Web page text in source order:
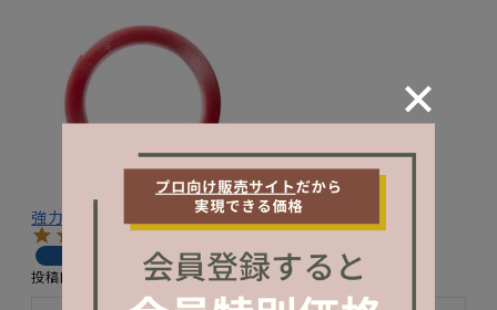
強力テープ（赤）／１０ｍｍ×３ｍ
投稿日 2022/03/18